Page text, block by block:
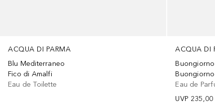
ACQUA DI PARMA
Blu Mediterraneo
Fico di Amalfi
Eau de Toilette
ACQUA DI
Buongiorno
Buongiorno
Eau de
UVP 235,00